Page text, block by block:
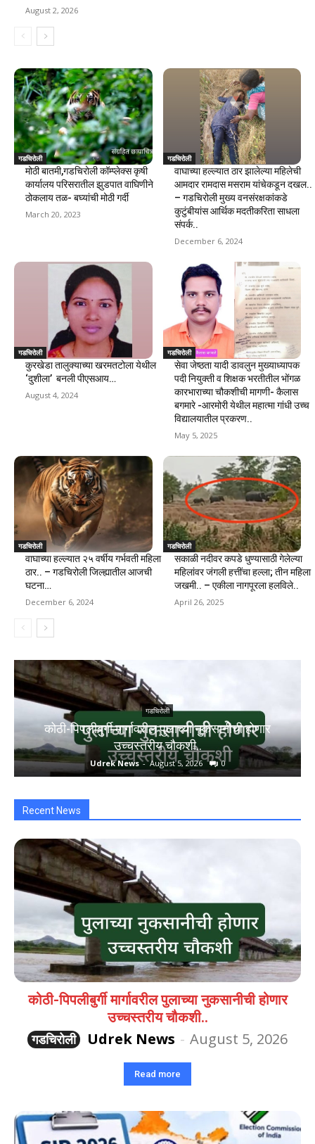
August 2, 2026
गडचिरोली
मोठी बातमी,गडचिरोली कॉम्प्लेक्स कृषी
कार्यालय परिसरातील झुडपात वाघिणीने
ठोकलाय तळ- बघ्यांची मोठी गर्दी
March 20, 2023
गडचिरोली
वाघाच्या हल्ल्यात ठार झालेल्या महिलेची
आमदार रामदास मसराम यांचेकडून दखल..
– गडचिरोली मुख्य वनसंरक्षकांकडे
कुटुंबीयांस आर्थिक मदतीकरिता साधला
संपर्क..
December 6, 2024
गडचिरोली
कुरखेडा तालुक्याच्या खरमतटोला येथील
‘दुशीला’ बनली पीएसआय…
August 4, 2024
गडचिरोली
सेवा जेष्ठता यादी डावलुन मुख्याध्यापक
पदी नियुक्ती व शिक्षक भरतीतील भोंगळ
कारभाराच्या चौकशीची मागणी- कैलास
बगमारे -आरमोरी येथील महात्मा गांधी उच्च
विद्यालयातील प्रकरण..
May 5, 2025
गडचिरोली
वाघाच्या हल्ल्यात २५ वर्षीय गर्भवती महिला
ठार.. – गडचिरोली जिल्ह्यातील आजची
घटना…
December 6, 2024
गडचिरोली
सकाळी नदीवर कपडे धुण्यासाठी गेलेल्या
महिलांवर जंगली हत्तींचा हल्ला; तीन महिला
जखमी.. – एकीला नागपूरला हलविले..
April 26, 2025
गडचिरोली
कोठी-पिपलीबुर्गी मार्गावरील पुलाच्या नुकसानीची होणार
उच्चस्तरीय चौकशी..
Udrek News - August 5, 2026 0
Recent News
कोठी-पिपलीबुर्गी मार्गावरील पुलाच्या नुकसानीची होणार
उच्चस्तरीय चौकशी..
गडचिरोली
Udrek News - August 5, 2026
Read more